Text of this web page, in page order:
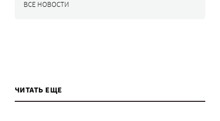
ВСЕ НОВОСТИ
ЧИТАТЬ ЕЩЕ